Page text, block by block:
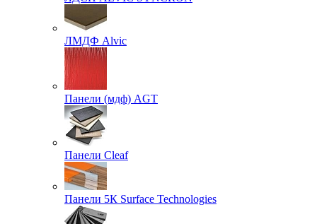
ЛМДФ Alvic
Панели (мдф) AGT
Панели Cleaf
Панели 5К Surface Technologies